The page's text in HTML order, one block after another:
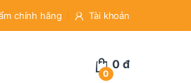
chính hãng Tài khoản
0
0đ